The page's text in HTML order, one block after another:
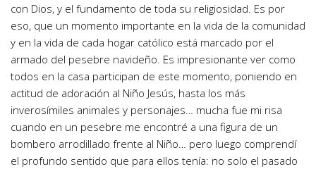
con Dios, y el fundamento de toda su religiosidad. Es por
eso, que un momento importante en la vida de la comunidad
y en la vida de cada hogar católico está marcado por el
armado del pesebre navideño. Es impresionante ver como
todos en la casa participan de este momento, poniendo en
actitud de adoración al Niño Jesús, hasta los más
inverosímiles animales y personajes… mucha fue mi risa
cuando en un pesebre me encontré a una figura de un
bombero arrodillado frente al Niño… pero luego comprendí
el profundo sentido que para ellos tenía: no solo el pasado